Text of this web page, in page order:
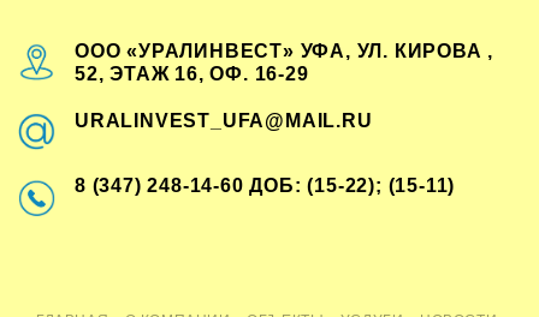
ООО «УРАЛИНВЕСТ» УФА, УЛ. КИРОВА ,
52, ЭТАЖ 16, ОФ. 16-29
URALINVEST_UFA@MAIL.RU
8 (347) 248-14-60 ДОБ: (15-22); (15-11)